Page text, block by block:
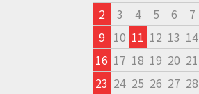
2
3 4 5 6 7
9 10 11 12 13 14
16 17 18 19 20 21
23 24 25 26 27 28